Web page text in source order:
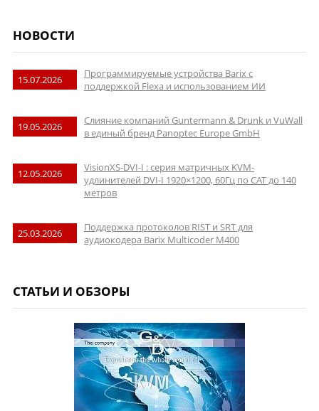
НОВОСТИ
15.07.2026
Программируемые устройства Barix с
поддержкой Flexa и использованием ИИ
19.05.2026
Слияние компаний Guntermann & Drunk и VuWall
в единый бренд Panoptec Europe GmbH
12.05.2026
VisionXS-DVI-I : серия матричных KVM-
удлинителей DVI-I 1920×1200, 60Гц по CAT до 140
метров
25.03.2026
Поддержка протоколов RIST и SRT для
аудиокодера Barix Multicoder M400
СТАТЬИ И ОБЗОРЫ